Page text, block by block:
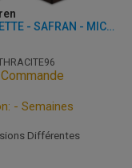
BANQUETTE - SAFRAN - MICROFIBRE
- Semaines
Différentes